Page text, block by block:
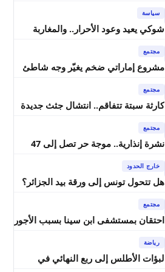
حالة سراح
سياسة
شوكي يعيد وعود الأحرار.. والمغاربة
مجتمع
مشروع إماراتي ضخم يغيّر وجه شاطئ
في شتنبر
مجتمع
كارثة سبتة تتفاقم.. انتشال جثث جديدة
مجتمع
نشرة إنذارية.. موجة حر تصل إلى 47
خارج الحدود
هل تتحول تونس إلى ورقة بيد الجزائر؟
في المغرب العربي
مجتمع
احتقان بمستشفى ابن سينا بسبب الأجور
رياضة
لبؤات الأطلس إلى ربع النهائي في